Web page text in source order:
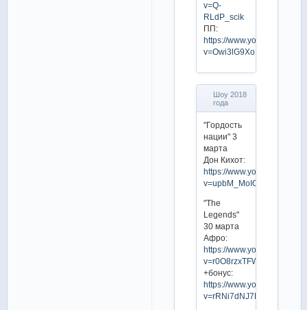
v=Q-
RLdP_scik
ПП:
https://www.youtube.com/
v=Owi3lG9XoNU
Шоу 2018
года
"Гордость
нации" 3
марта
Дон Кихот:
https://www.youtube.com/
v=upbM_MoIO08
"The
Legends"
30 марта
Афро:
https://www.youtube.com/
v=r0O8rzxTFWs
+бонус:
https://www.youtube.com/
v=rRNi7dNJ7Ks